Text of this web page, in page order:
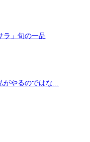
ラ」旬の一品
やるのではな...